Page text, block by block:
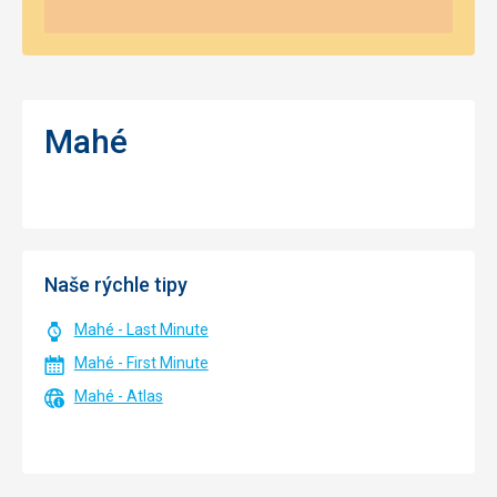
Mahé
Naše rýchle tipy
Mahé - Last Minute
Mahé - First Minute
Mahé - Atlas